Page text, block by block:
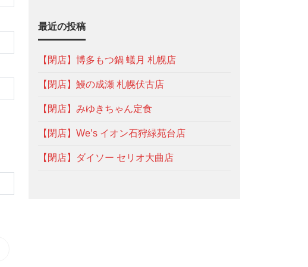
最近の投稿
【閉店】博多もつ鍋 蟻月 札幌店
【閉店】鰻の成瀬 札幌伏古店
【閉店】みゆきちゃん定食
【閉店】We’s イオン石狩緑苑台店
【閉店】ダイソー セリオ大曲店